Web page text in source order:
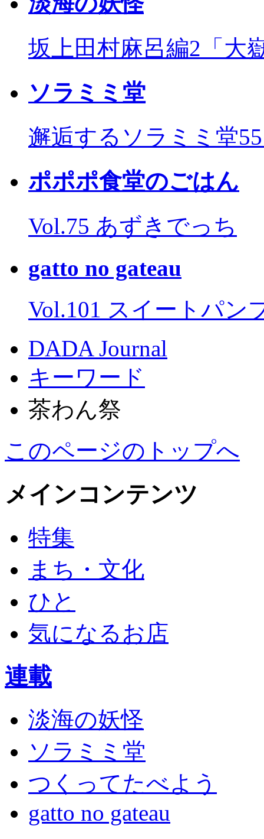
坂上田村麻呂編2「大
ソラミミ堂
邂逅するソラミミ堂
ポポポ食堂のごはん
Vol.75 あずきでっち
gatto no gateau
Vol.101 スイートパン
DADA Journal
キーワード
茶わん祭
このページのトップへ
メインコンテンツ
特集
まち・文化
ひと
気になるお店
連載
淡海の妖怪
ソラミミ堂
つくってたべよう
gatto no gateau